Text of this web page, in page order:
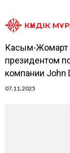
КҮНДІК
Касым-Жомарт
президентом
компании John
07.11.2025